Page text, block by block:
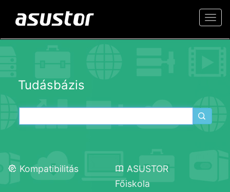
Tudásbázis
Kompatibilitás
ASUSTOR
Főiskola